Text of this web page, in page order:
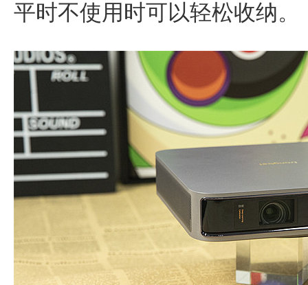
平时不使用时可以轻松收纳。